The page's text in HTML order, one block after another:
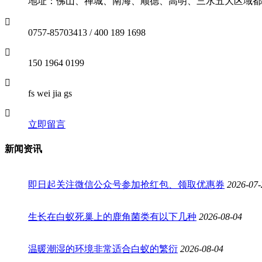
0757-85703413 / 400 189 1698
150 1964 0199
fs wei jia gs
立即留言
新闻资讯
即日起关注微信公众号参加抢红包、领取优惠券 2026-
生长在白蚁死巢上的鹿角菌类有以下几种 2026-08-04
温暖潮湿的环境非常适合白蚁的繁衍 2026-08-04